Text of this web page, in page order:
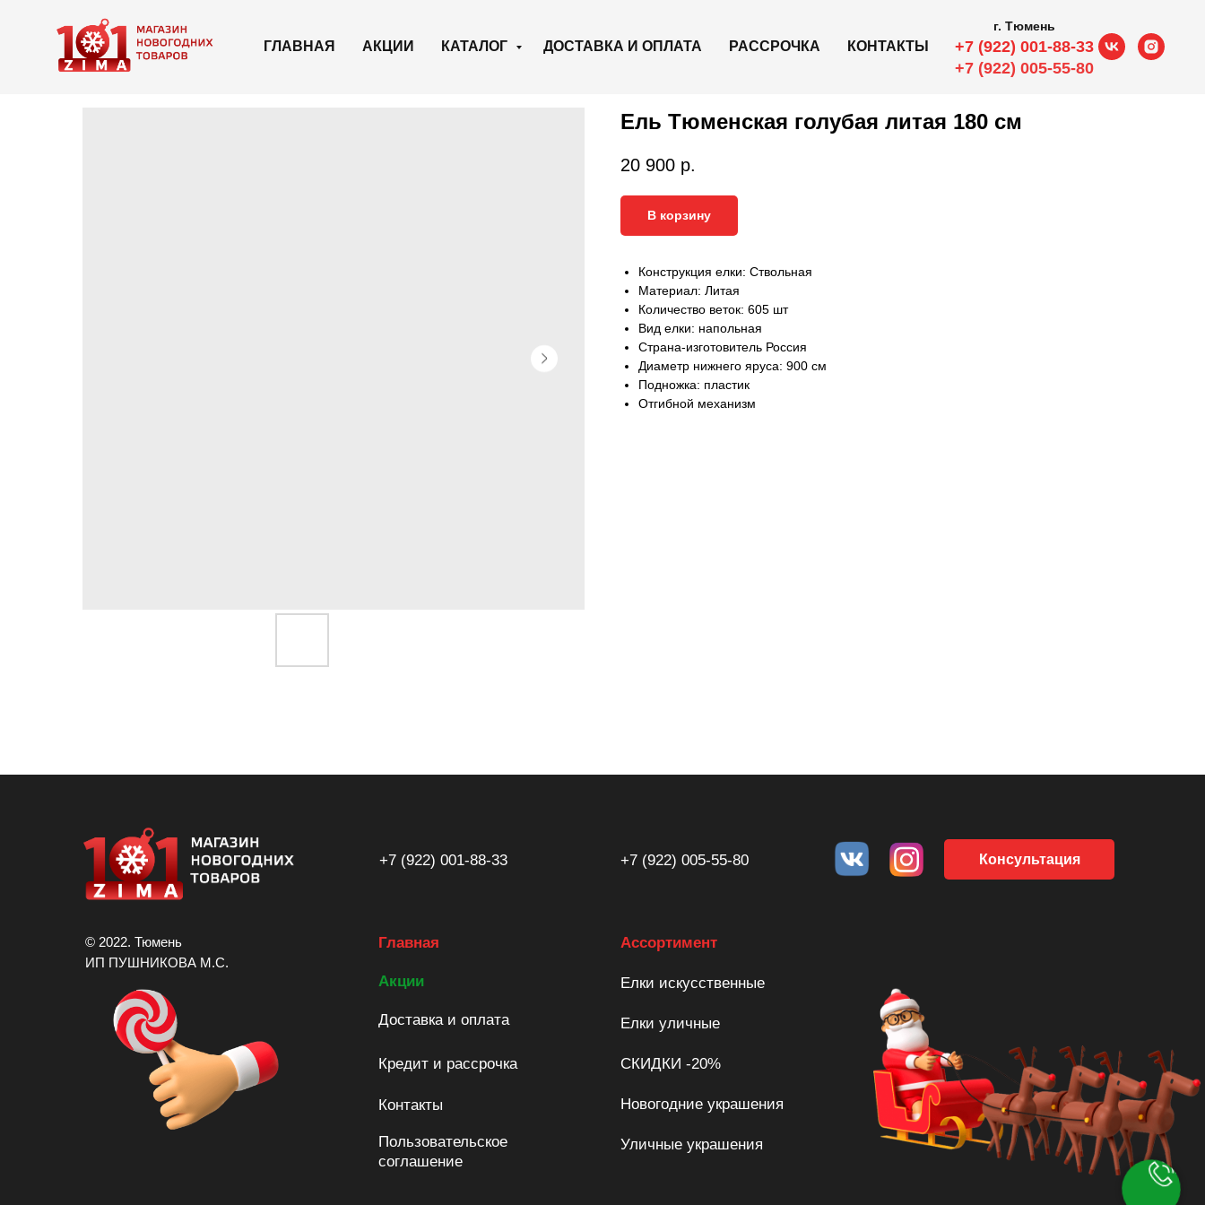
ГЛАВНАЯ АКЦИИ КАТАЛОГ ДОСТАВКА И ОПЛАТА РАССРОЧКА КОНТАКТЫ
г. Тюмень
+7 (922) 001-88-33
+7 (922) 005-55-80
Ель Тюменская голубая литая 180 см
20 900 р.
В корзину
Конструкция елки: Ствольная
Материал: Литая
Количество веток: 605 шт
Вид елки: напольная
Страна-изготовитель Россия
Диаметр нижнего яруса: 900 см
Подножка: пластик
Отгибной механизм
© 2022. Тюмень
ИП ПУШНИКОВА М.С.
Ассортимент
Акции Елки искусственные
СКИДКИ -20%
Главная
Доставка и оплата
Контакты
Пользовательское
соглашение
+7 (922) 001-88-33 +7 (922) 005-55-80 Консультация
Новогодние украшения
Уличные украшения
Елки уличные
Кредит и рассрочка